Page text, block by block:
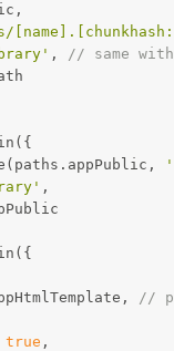
, // same
,
//
true ,